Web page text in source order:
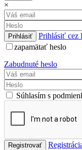
×
Prihlásiť cez
zapamätať heslo
Zabudnuté heslo
Súhlasím s